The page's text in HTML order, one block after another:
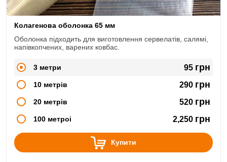
Колагенова оболонка 65 мм
Оболонка підходить для виготовлення сервелатів, салямі,
напівкопчених, варених ковбас.
3 метри 95 грн
10 метрів 290 грн
20 метрів 520 грн
100 метроі 2,250 грн
Купити